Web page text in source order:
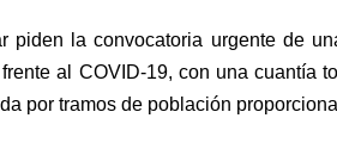
piden la convocatoria urgente de
al COVID-19, con una cuantía
por tramos de población